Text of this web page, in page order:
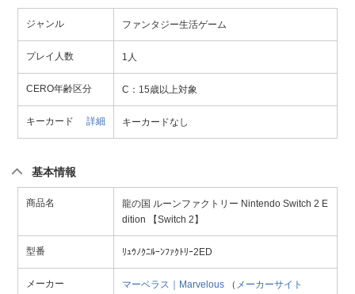
ジャンル ファンタジー生活ゲーム
プレイ人数 1人
CERO年齢区分 C：15歳以上対象
キーカード 詳細 キーカードなし
基本情報
商品名
龍の国 ルーンファクトリー Nintendo Switch 2 E
dition 【Switch 2】
型番 ﾘｭｳﾉｸﾆﾙｰﾝﾌｧｸﾄﾘｰ2ED
メーカー マーベラス｜Marvelous （ メーカーサイト